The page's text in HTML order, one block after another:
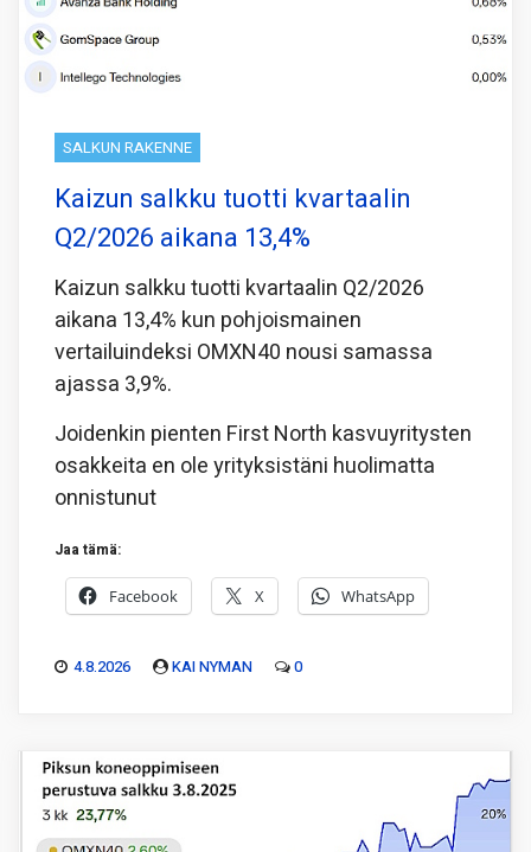
SALKUN RAKENNE
Kaizun salkku tuotti kvartaalin
Q2/2026 aikana 13,4%
Kaizun salkku tuotti kvartaalin Q2/2026
aikana 13,4% kun pohjoismainen
vertailuindeksi OMXN40 nousi samassa
ajassa 3,9%.
Joidenkin pienten First North kasvuyritysten
osakkeita en ole yrityksistäni huolimatta
onnistunut
Jaa tämä:
Facebook X WhatsApp
4.8.2026 KAI NYMAN 0